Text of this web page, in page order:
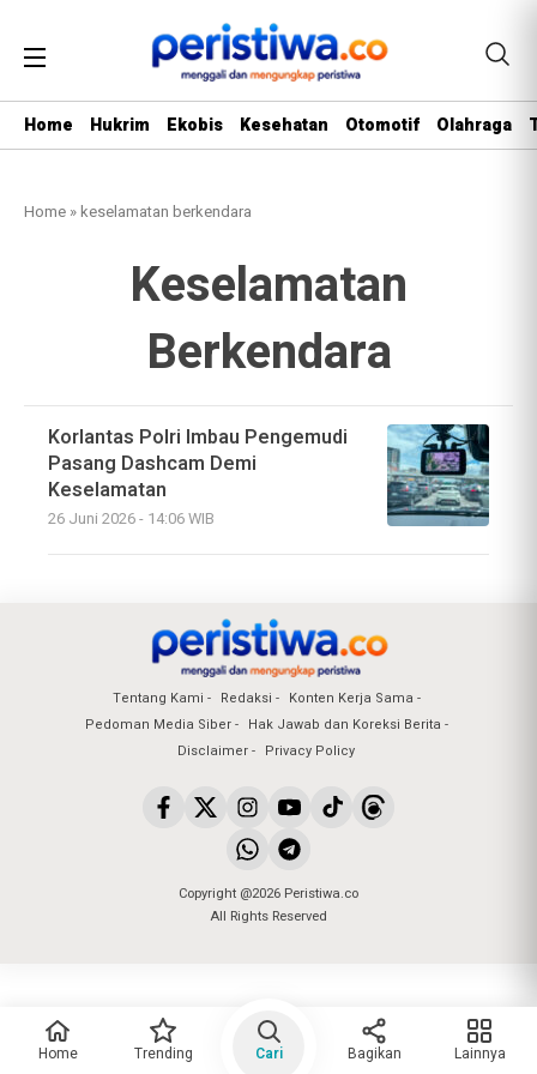
Home Hukrim Ekobis Kesehatan Otomotif Olahraga
Home »keselamatan berkendara
Keselamatan
Berkendara
Korlantas Polri Imbau Pengemudi
Pasang Dashcam Demi
Keselamatan
26 Juni 2026 - 14:06 WIB
Tentang Kami Redaksi
Konten Kerja Sama
Pedoman Media Siber
Hak Jawab dan Koreksi Berita
Disclaimer
Privacy Policy
Copyright @2026 Peristiwa.co
All Rights Reserved
Home Trending Cari Bagikan Lainnya